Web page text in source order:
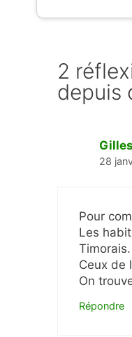
2
depuis
28
Pour
Les
Timorais.
Ceux de
On
Répondre